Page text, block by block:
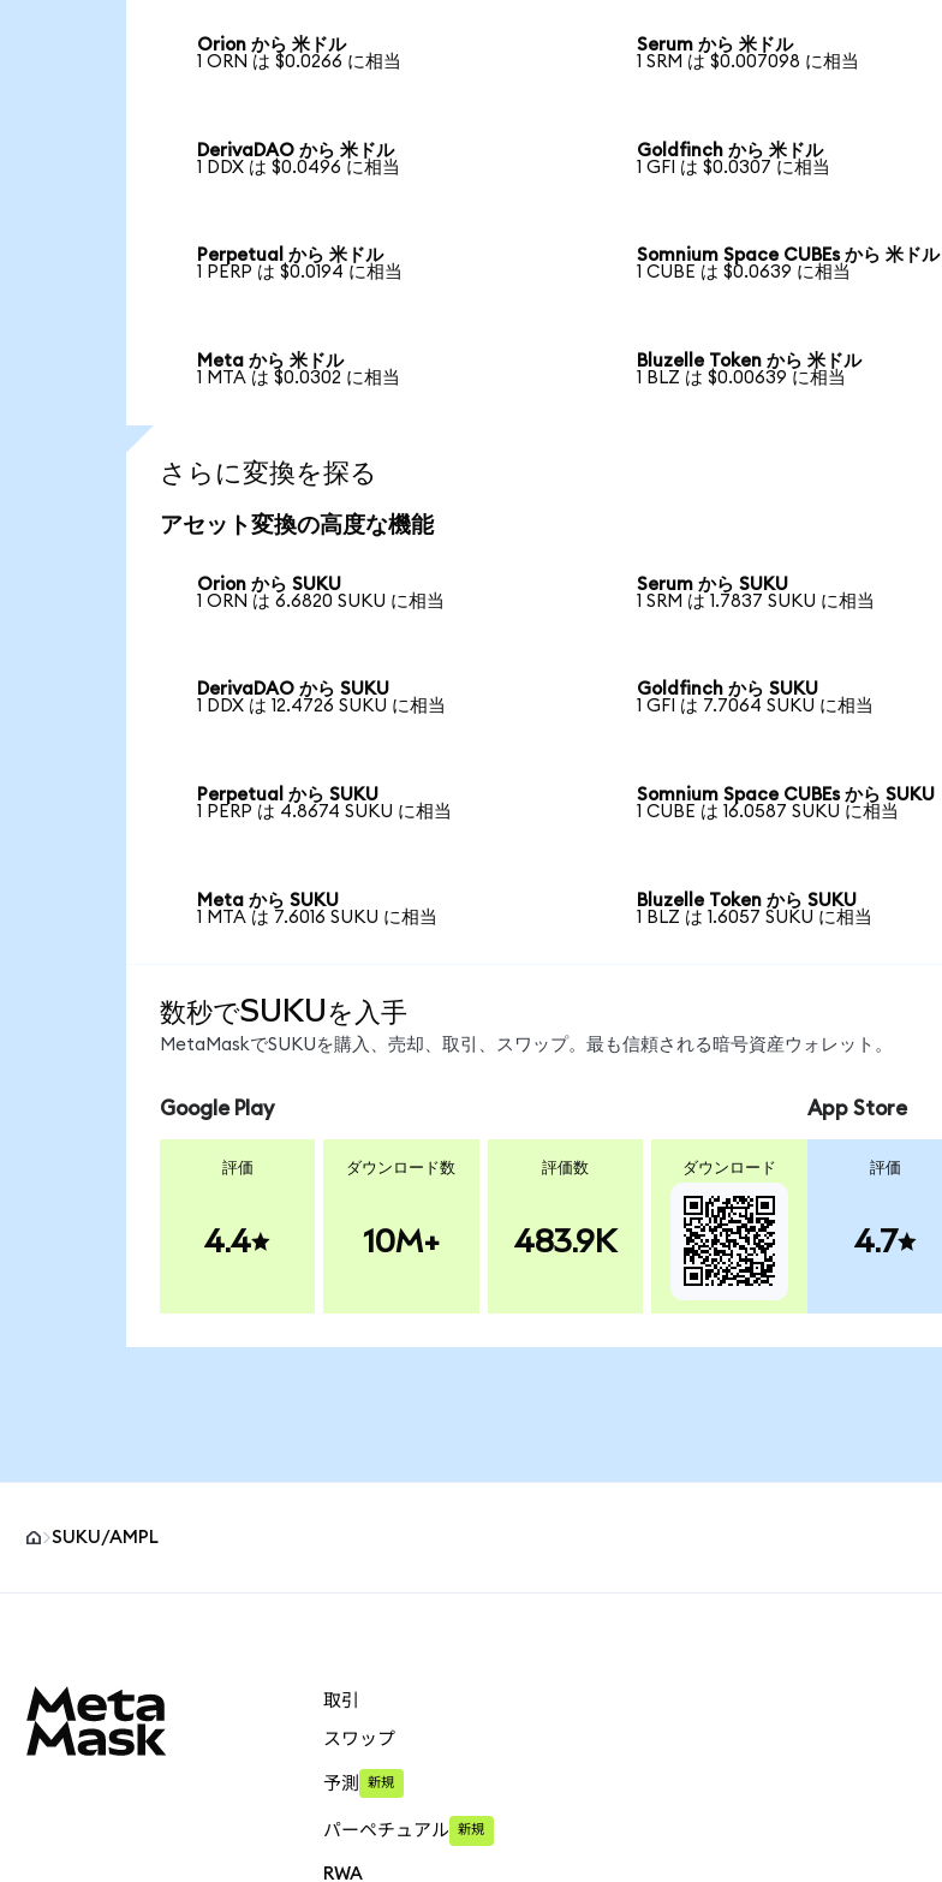
Orion から 米ドル
1 ORN は $0.0266 に相当
Serum から 米ドル
1 SRM は $0.007098 に相当
DerivaDAO から 米ドル
1 DDX は $0.0496 に相当
Goldfinch から 米ドル
1 GFI は $0.0307 に相当
Perpetual から 米ドル
1 PERP は $0.0194 に相当
Somnium Space CUBEs から 米ドル
1 CUBE は $0.0639 に相当
Meta から 米ドル
1 MTA は $0.0302 に相当
Bluzelle Token から 米ドル
1 BLZ は $0.00639 に相当
さらに変換を探る
アセット変換の高度な機能
Orion から SUKU
1 ORN は 6.6820 SUKU に相当
Serum から SUKU
1 SRM は 1.7837 SUKU に相当
DerivaDAO から SUKU
1 DDX は 12.4726 SUKU に相当
Goldfinch から SUKU
1 GFI は 7.7064 SUKU に相当
Perpetual から SUKU
1 PERP は 4.8674 SUKU に相当
Somnium Space CUBEs から SUKU
1 CUBE は 16.0587 SUKU に相当
Meta から SUKU
1 MTA は 7.6016 SUKU に相当
Bluzelle Token から SUKU
1 BLZ は 1.6057 SUKU に相当
数秒でSUKUを入手
MetaMaskでSUKUを購入、売却、取引、スワップ。最も信頼される暗号資産ウォレット。
Google Play
評価
4.4
ダウンロード数
10M+
評価数
483.9K
ダウンロード
App Store
評価
4.7
SUKU/AMPL
取引
スワップ
予測 新規
パーペチュアル 新規
RWA